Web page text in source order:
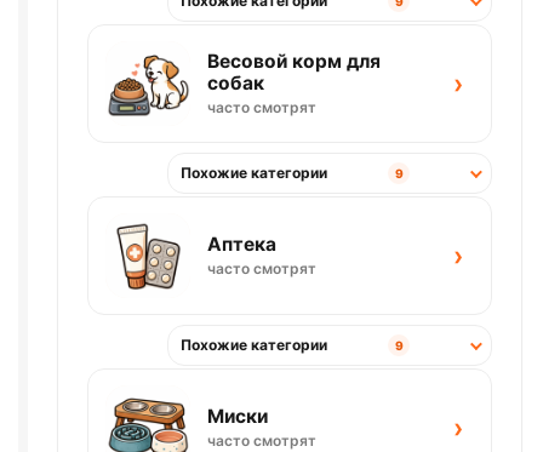
Весовой корм для
собак
часто смотрят
›
Похожие категории 9
Аптека
часто смотрят ›
Похожие категории 9
Миски
часто смотрят ›